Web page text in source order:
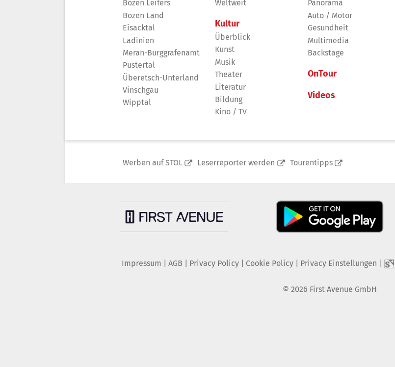
Bozen Leifers
Bozen Land
Eisacktal
Ladinien
Meran-Burggrafenamt
Pustertal
Überetsch-Unterland
Vinschgau
Wipptal
Weltweit
Kultur
Überblick
Kunst
Musik
Theater
Literatur
Bildung
Kino / TV
Panorama
Auto / Motor
Gesundheit
Multimedia
Backstage
OnTour
Videos
Werben auf STOL Leserreporter werden Tourentipps
Impressum AGB Privacy Policy| Cookie Policy| Privacy Einstellungen
© 2026 First Avenue GmbH